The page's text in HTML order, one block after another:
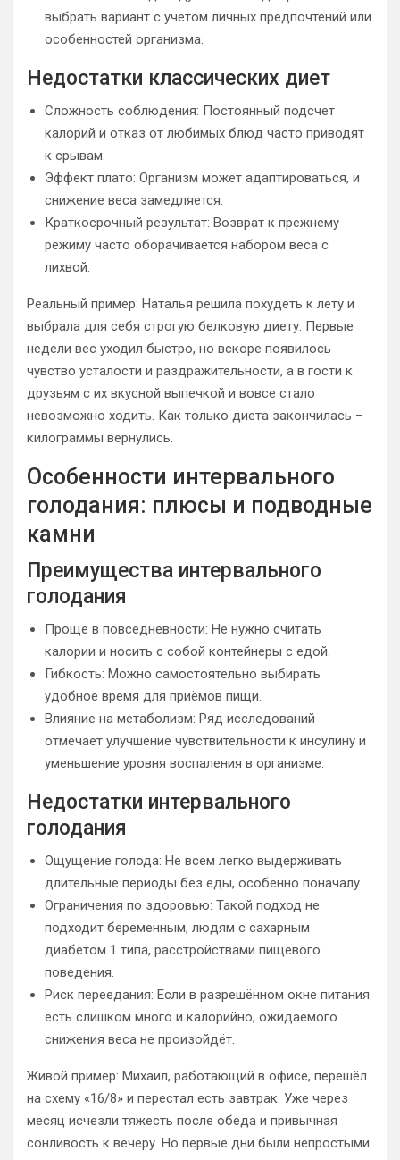
выбрать вариант с учетом личных предпочтений или
особенностей организма.
Недостатки классических диет
Сложность соблюдения: Постоянный подсчет
калорий и отказ от любимых блюд часто приводят
к срывам.
Эффект плато: Организм может адаптироваться, и
снижение веса замедляется.
Краткосрочный результат: Возврат к прежнему
режиму часто оборачивается набором веса с
лихвой.
Реальный пример: Наталья решила похудеть к лету и
выбрала для себя строгую белковую диету. Первые
недели вес уходил быстро, но вскоре появилось
чувство усталости и раздражительности, а в гости к
друзьям с их вкусной выпечкой и вовсе стало
невозможно ходить. Как только диета закончилась –
килограммы вернулись.
Особенности интервального
голодания: плюсы и подводные
камни
Преимущества интервального
голодания
Проще в повседневности: Не нужно считать
калории и носить с собой контейнеры с едой.
Гибкость: Можно самостоятельно выбирать
удобное время для приёмов пищи.
Влияние на метаболизм: Ряд исследований
отмечает улучшение чувствительности к инсулину и
уменьшение уровня воспаления в организме.
Недостатки интервального
голодания
Ощущение голода: Не всем легко выдерживать
длительные периоды без еды, особенно поначалу.
Ограничения по здоровью: Такой подход не
подходит беременным, людям с сахарным
диабетом 1 типа, расстройствами пищевого
поведения.
Риск переедания: Если в разрешённом окне питания
есть слишком много и калорийно, ожидаемого
снижения веса не произойдёт.
Живой пример: Михаил, работающий в офисе, перешёл
на схему «16/8» и перестал есть завтрак. Уже через
месяц исчезли тяжесть после обеда и привычная
сонливость к вечеру. Но первые дни были непростыми